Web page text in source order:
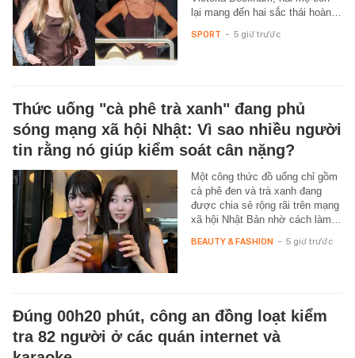
lại mang đến hai sắc thái hoàn…
SPORT - 5 giờ trước
Thức uống "cà phê trà xanh" đang phủ
sóng mạng xã hội Nhật: Vì sao nhiều người
tin rằng nó giúp kiểm soát cân nặng?
Một công thức đồ uống chỉ gồm
cà phê đen và trà xanh đang
được chia sẻ rộng rãi trên mạng
xã hội Nhật Bản nhờ cách làm…
BEAUTY & FASHION - 5 giờ trước
Đúng 00h20 phút, công an đồng loạt kiểm
tra 82 người ở các quán internet và